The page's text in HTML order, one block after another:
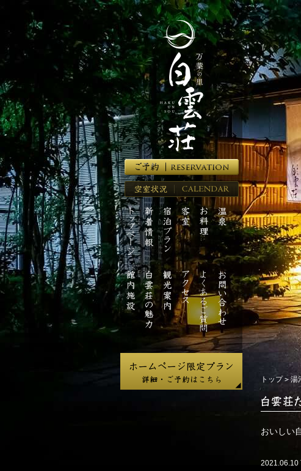
湯
河
温
泉
高
級
旅
館
【万
葉
の
里
白
雲
荘】
空
室
状
況
ト
ッ
プ
ペ
ー
ジ
新
着
情
報
宿
泊
プ
ラ
ン
客
室
お
料
理
温
泉
館
内
施
設
白
雲
荘
の
魅
観
光
案
内
ア
ク
セ
ス
よ
く
あ
る
ご
質
問
お
問
い
合
わ
せ
トップ 湯
白
雲
荘
り
おいしい
2021.06.10